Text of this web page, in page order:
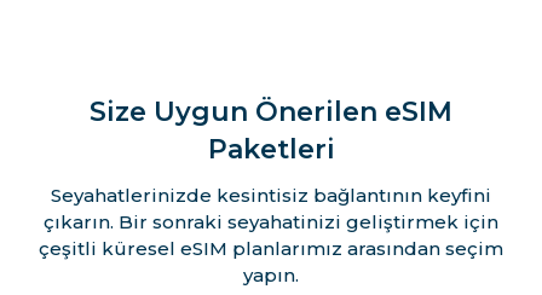
Size Uygun Önerilen eSIM
Paketleri
Seyahatlerinizde kesintisiz bağlantının keyfini
çıkarın. Bir sonraki seyahatinizi geliştirmek için
çeşitli küresel eSIM planlarımız arasından seçim
yapın.